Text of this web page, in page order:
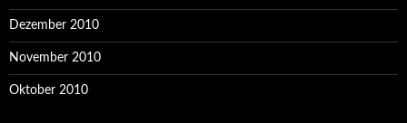
Dezember 2010
November 2010
Oktober 2010